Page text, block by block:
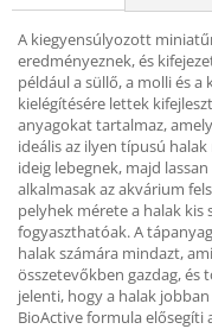
A kiegyensúlyozott
eredményeznek, és
például a süllő, a molli és
kielégítésére lettek
anyagokat tartalmaz,
ideális az ilyen típusú
ideig lebegnek, majd
alkalmasak az akvárium
pelyhek mérete a halak kis
fogyaszthatóak. A
halak számára mindazt,
összetevőkben gazdag, és
jelenti, hogy a halak
BioActive formula elősegíti